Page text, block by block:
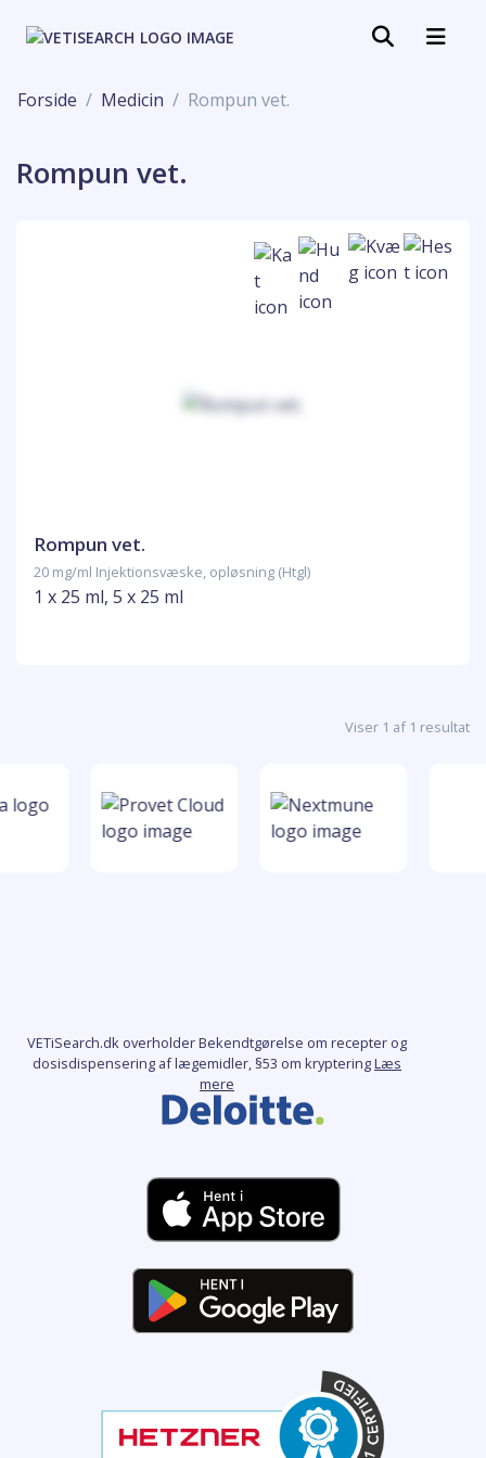
Forside Medicin Rompun vet.
Rompun vet.
Rompun vet.
20 mg/ml Injektionsvæske, opløsning (Htgl)
1 x 25 ml, 5 x 25 ml
Viser 1 af 1 resultat
VETiSearch.dk overholder Bekendtgørelse om recepter og
dosisdispensering af lægemidler, §53 om krypteringLæs
mere